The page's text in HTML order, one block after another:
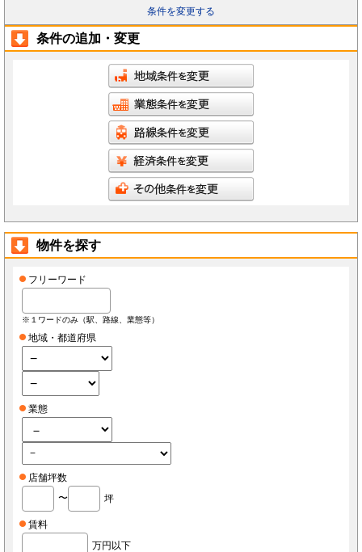
条件を変更する
条件の追加・変更
物件を探す
フリーワード
※１ワードのみ（駅、路線、業態等）
地域・都道府県
業態
店舗坪数
〜
坪
賃料
万円以下